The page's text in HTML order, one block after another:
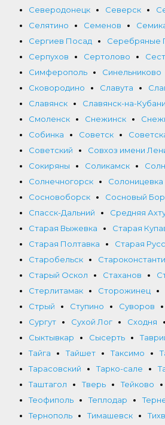
Северодонецк
Северск
Селятино
Семенов
Сергиев Посад
Серебряные
Серпухов
Сертолово
Симферополь
Синельниково
Сковородино
Славута
Славянск
Славянск-на-Кубани
Смоленск
Снежинск
Собинка
Советск
Советский
Совхоз имени
Сокиряны
Соликамск
Солнечногорск
Солоницевка
Сосновоборск
Сосновый Бор
Спасск-Дальний
Средняя
Старая Выжевка
Старая
Старая Полтавка
Старая
Старобельск
Старый Оскол
Стаханов
Стерлитамак
Сторожинец
Стрый
Ступино Суворов
Сургут
Сухой Лог Сходня
Сыктывкар
Сысерть
Тайга
Тайшет Таксимо
Тарасовский
Тарко-сале
Таштагол
Тверь Тейково
Теофиполь
Теплодар
Тернополь
Тимашевск